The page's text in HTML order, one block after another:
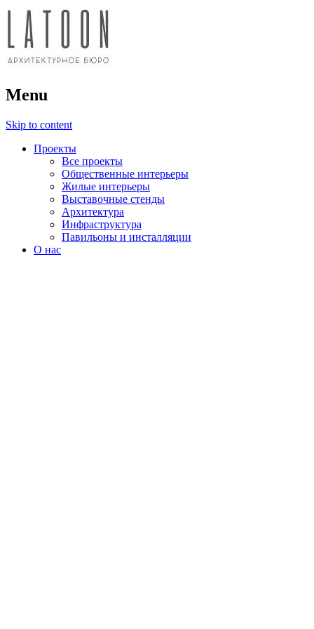
LATOON
архитектурное бюро
Menu
Skip to content
Проекты
Все проекты
Общественные интерьеры
Жилые интерьеры
Выставочные стенды
Архитектура
Инфраструктура
Павильоны и инсталляции
О нас